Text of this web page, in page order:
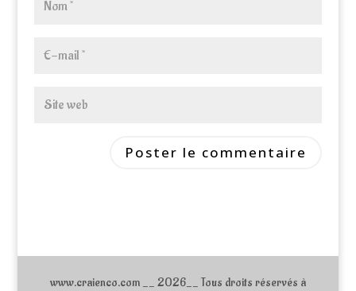
www.craienco.com __ 2026__ Tous droits réservés à